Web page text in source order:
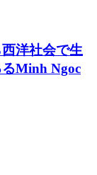
洋社会で生
Minh Ngoc